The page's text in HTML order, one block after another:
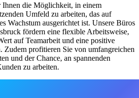
die Möglichkeit, in einem
Umfeld zu arbeiten, das auf
Wachstum ausgerichtet ist. Unsere Büros
fördern eine flexible Arbeitsweise,
auf Teamarbeit und eine positive
Zudem profitieren Sie von umfangreichen
und der Chance, an spannenden
zu arbeiten.